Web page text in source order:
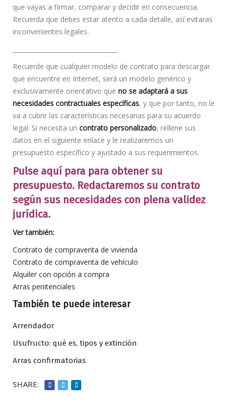
que vayas a firmar, comparar y decidir en consecuencia.
Recuerda que debes estar atento a cada detalle, así evitaras
inconvenientes legales.
Recuerde que cualquier modelo de contrato para descargar
que encuentre en Internet, será un modelo genérico y
exclusivamente orientativo que no se adaptará a sus
necesidades contractuales específicas, y que por tanto, no le
va a cubrir las características necesarias para su acuerdo
legal. Si necesita un contrato personalizado, rellene sus
datos en el siguiente enlace y le realizaremos un
presupuesto específico y ajustado a sus requerimientos.
Pulse aquí para para obtener su
presupuesto. Redactaremos su contrato
según sus necesidades con plena validez
jurídica.
Ver también:
Contrato de compraventa de vivienda
Contrato de compraventa de vehículo
Alquiler con opción a compra
Arras penitenciales
También te puede interesar
Arrendador
Usufructo: qué es, tipos y extinción
Arras confirmatorias
SHARE: